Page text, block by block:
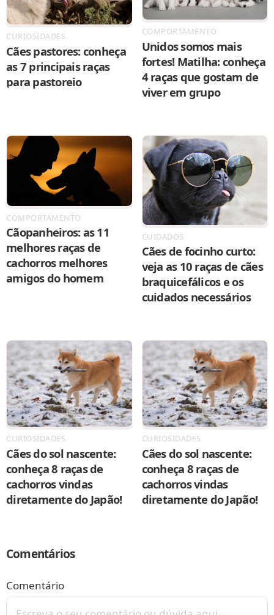
CURIOSIDADES
Cães pastores: conheça
as 7 principais raças
para pastoreio
COMPORTAMENTO
Unidos somos mais
fortes! Matilha: conheça
4 raças que gostam de
viver em grupo
COMPORTAMENTO
Cãopanheiros: as 11
melhores raças de
cachorros melhores
amigos do homem
CUIDADOS
Cães de focinho curto:
veja as 10 raças de cães
braquicefálicos e os
cuidados necessários
CURIOSIDADES
Cães do sol nascente:
conheça 8 raças de
cachorros vindas
diretamente do Japão!
CURIOSIDADES
Cães do sol nascente:
conheça 8 raças de
cachorros vindas
diretamente do Japão!
Comentários
Comentário